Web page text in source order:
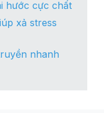
hước cực chất
xả stress
nhanh